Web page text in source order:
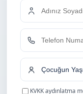
KVKK aydınlatma